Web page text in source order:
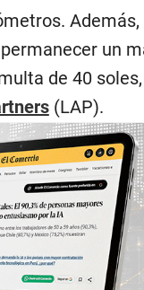
un
de 40
(LAP).